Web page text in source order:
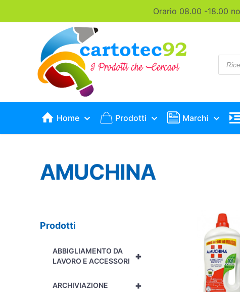
Orario 08.00 -18.00
Home Prodotti Marchi
AMUCHINA
Prodotti
+
ABBIGLIAMENTO DA
LAVORO E ACCESSORI
+
ARCHIVIAZIONE